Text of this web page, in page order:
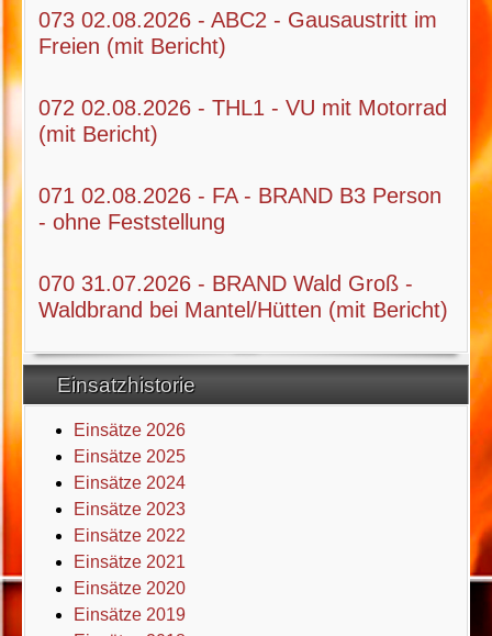
073 02.08.2026 - ABC2 - Gausaustritt im
Freien (mit Bericht)
072 02.08.2026 - THL1 - VU mit Motorrad
(mit Bericht)
071 02.08.2026 - FA - BRAND B3 Person
- ohne Feststellung
070 31.07.2026 - BRAND Wald Groß -
Waldbrand bei Mantel/Hütten (mit Bericht)
Einsatzhistorie
Einsätze 2026
Einsätze 2025
Einsätze 2024
Einsätze 2023
Einsätze 2022
Einsätze 2021
Einsätze 2020
Einsätze 2019